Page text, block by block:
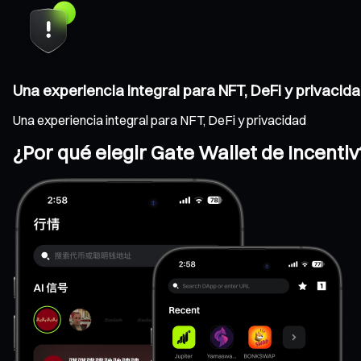
Una experiencia integral para NFT, DeFi y
Una experiencia integral para NFT, DeFi y privacidad
¿Por qué elegir Gate Wallet de